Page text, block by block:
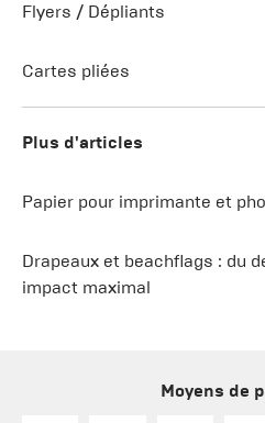
Flyers / Dépliants
Cartes pliées
Plus d'articles
Papier pour imprimante et
Drapeaux et beachflags : du
impact maximal
Moyens de